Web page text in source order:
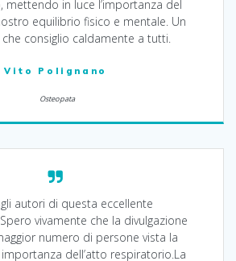
mettendo in luce l’importanza del
equilibrio fisico e mentale. Un
consiglio caldamente a tutti.
Vito Polignano
Osteopata
autori di questa eccellente
vivamente che la divulgazione
numero di persone vista la
dell’atto respiratorio.La